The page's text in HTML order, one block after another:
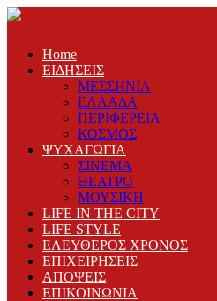
Home
ΕΙΔΗΣΕΙΣ
ΜΕΣΣΗΝΙΑ
ΕΛΛΑΔΑ
ΠΕΡΙΦΕΡΕΙΑ
ΚΟΣΜΟΣ
ΨΥΧΑΓΩΓΙΑ
ΣΙΝΕΜΑ
ΘΕΑΤΡΟ
ΜΟΥΣΙΚΗ
LIFE IN THE CITY
LIFE STYLE
ΕΛΕΥΘΕΡΟΣ ΧΡΟΝΟΣ
ΕΠΙΧΕΙΡΗΣΕΙΣ
ΑΠΟΨΕΙΣ
ΕΠΙΚΟΙΝΩΝΙΑ